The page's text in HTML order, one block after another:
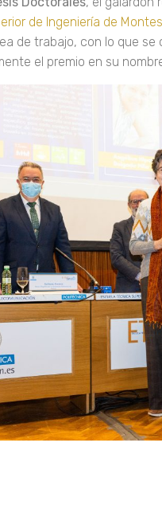
de Ingeniería de
de trabajo, con lo que
el premio en su